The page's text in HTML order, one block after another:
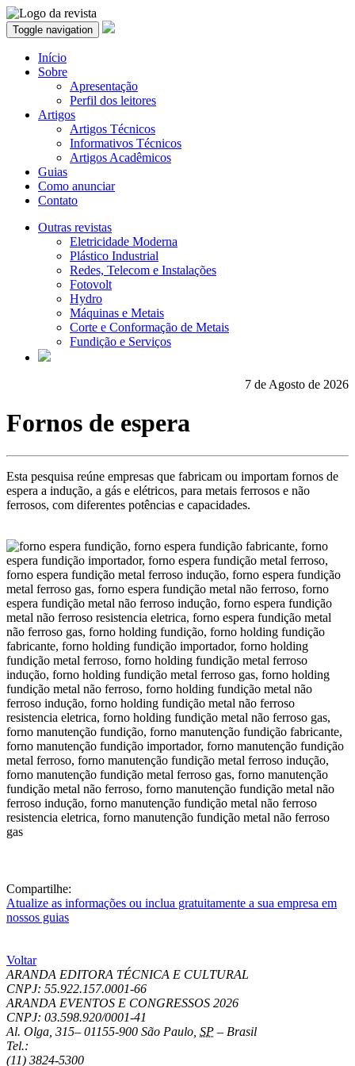
Toggle navigation
Início
Sobre
Apresentação
Perfil dos leitores
Artigos
Artigos Técnicos
Informativos Técnicos
Artigos Acadêmicos
Guias
Como anunciar
Contato
Outras revistas
Eletricidade Moderna
Plástico Industrial
Redes, Telecom e Instalações
Fotovolt
Hydro
Máquinas e Metais
Corte e Conformação de Metais
Fundição e Serviços
7 de Agosto de 2026
Fornos de espera
Esta pesquisa reúne empresas que fabricam ou importam fornos de
espera a indução, a gás e elétricos, para metais ferrosos e não
ferrosos, com diferentes potências e capacidades.
Compartilhe:
Atualize as informações ou inclua gratuitamente a sua empresa em
nossos guias
Voltar
ARANDA EDITORA TÉCNICA E CULTURAL
CNPJ: 55.922.157.0001-66
ARANDA EVENTOS E CONGRESSOS 2026
CNPJ: 03.598.920/0001-41
Al. Olga, 315– 01155-900 São Paulo SP – Brasil
Tel.:
(11) 3824-5300